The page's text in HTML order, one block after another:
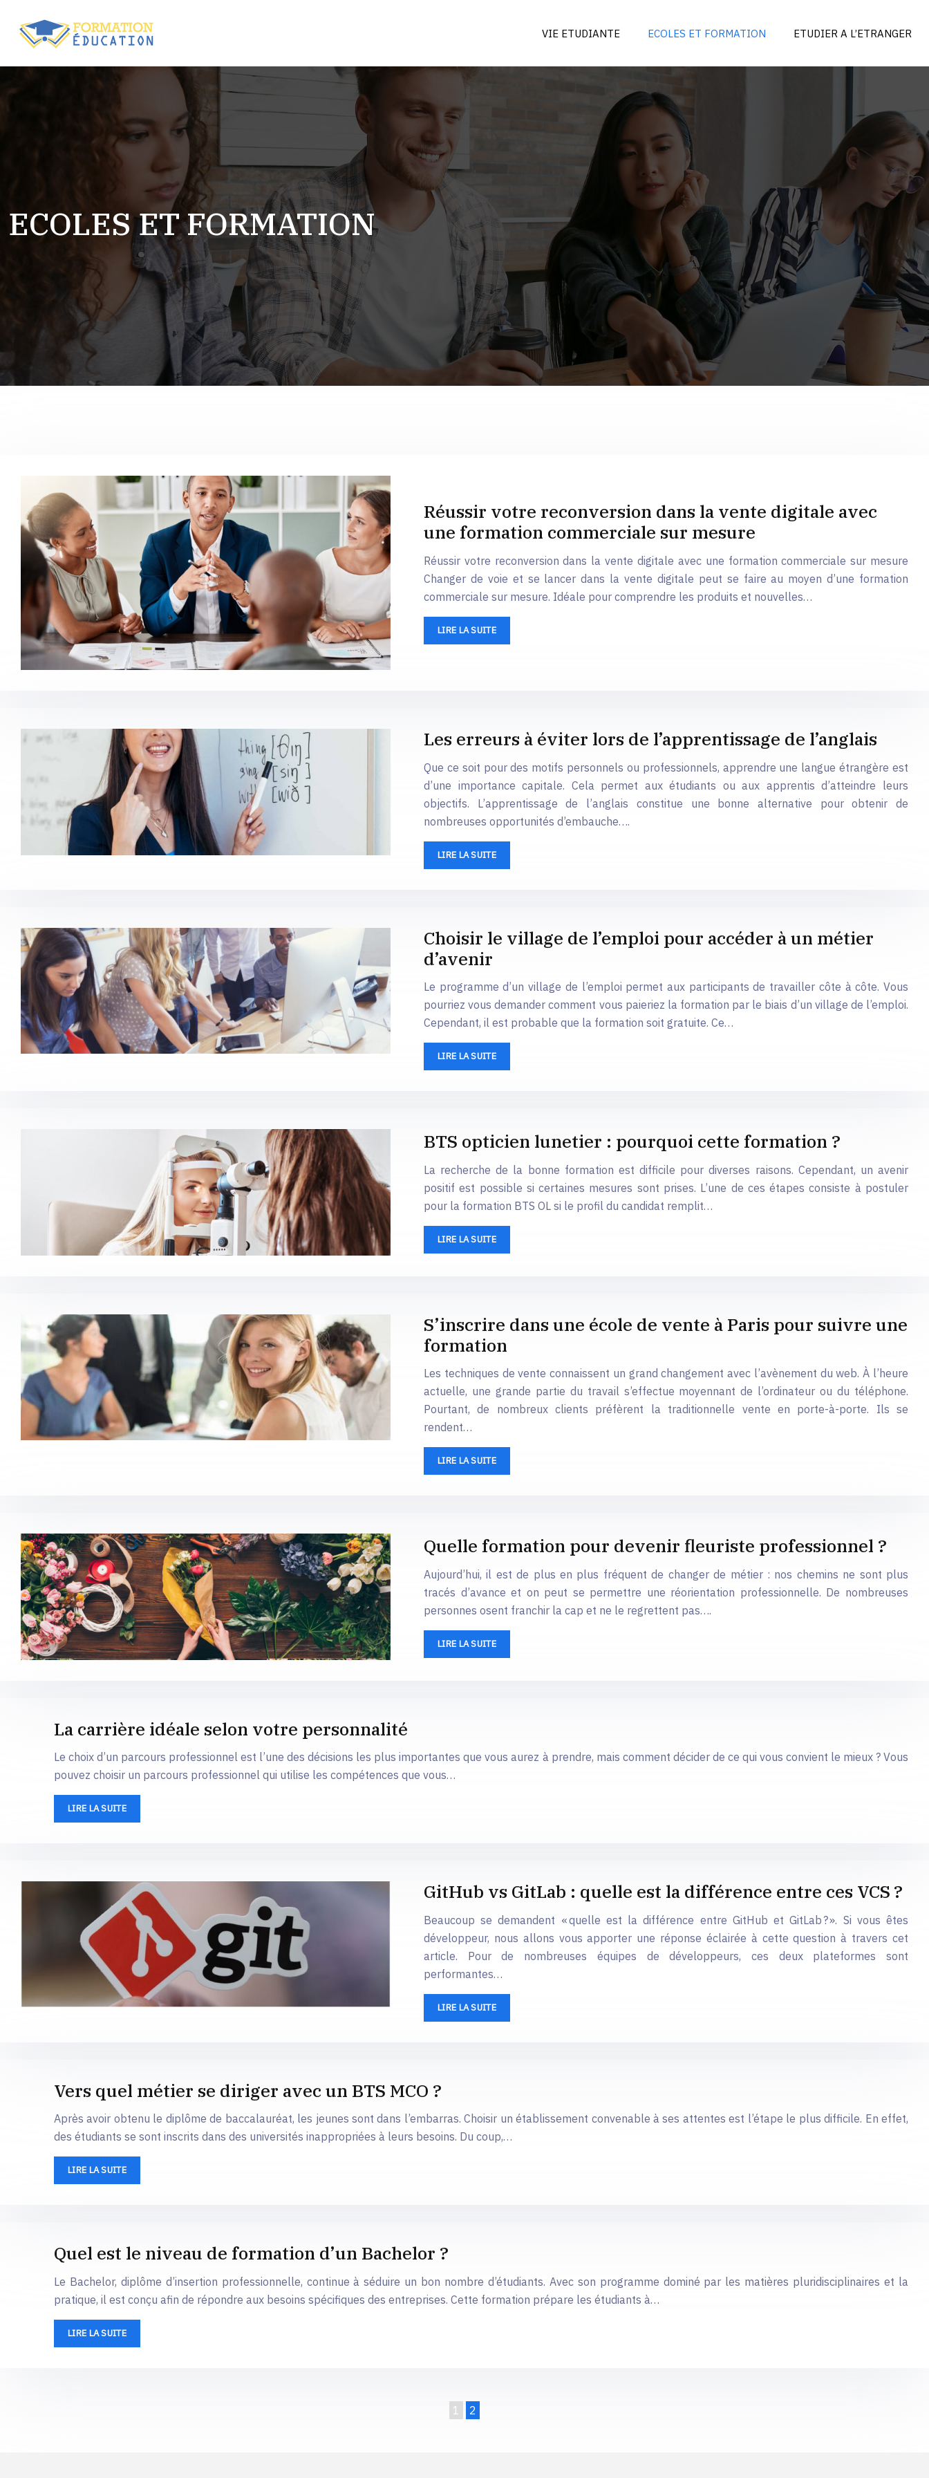
VIE ETUDIANTE ECOLES ET FORMATION ETUDIER A L’ETRANGER
ECOLES ET FORMATION
Réussir votre reconversion dans la vente digitale avec
une formation commerciale sur mesure
Réussir votre reconversion dans la vente digitale avec une formation commerciale sur mesure
Changer de voie et se lancer dans la vente digitale peut se faire au moyen d’une formation
commerciale sur mesure. Idéale pour comprendre les produits et nouvelles…
LIRE LA SUITE
Les erreurs à éviter lors de l’apprentissage de l’anglais
Que ce soit pour des motifs personnels ou professionnels, apprendre une langue étrangère est
d’une importance capitale. Cela permet aux étudiants ou aux apprentis d’atteindre leurs
objectifs. L’apprentissage de l’anglais constitue une bonne alternative pour obtenir de
nombreuses opportunités d’embauche….
LIRE LA SUITE
Choisir le village de l’emploi pour accéder à un métier
d’avenir
Le programme d’un village de l’emploi permet aux participants de travailler côte à côte. Vous
pourriez vous demander comment vous paieriez la formation par le biais d’un village de l’emploi.
Cependant, il est probable que la formation soit gratuite. Ce…
LIRE LA SUITE
BTS opticien lunetier : pourquoi cette formation ?
La recherche de la bonne formation est difficile pour diverses raisons. Cependant, un avenir
positif est possible si certaines mesures sont prises. L’une de ces étapes consiste à postuler
pour la formation BTS OL si le profil du candidat remplit…
LIRE LA SUITE
S’inscrire dans une école de vente à Paris pour suivre une
formation
Les techniques de vente connaissent un grand changement avec l’avènement du web. À l’heure
actuelle, une grande partie du travail s’effectue moyennant de l’ordinateur ou du téléphone.
Pourtant, de nombreux clients préfèrent la traditionnelle vente en porte-à-porte. Ils se
rendent…
LIRE LA SUITE
Quelle formation pour devenir fleuriste professionnel ?
Aujourd’hui, il est de plus en plus fréquent de changer de métier : nos chemins ne sont plus
tracés d’avance et on peut se permettre une réorientation professionnelle. De nombreuses
personnes osent franchir la cap et ne le regrettent pas….
LIRE LA SUITE
La carrière idéale selon votre personnalité
Le choix d’un parcours professionnel est l’une des décisions les plus importantes que vous aurez à prendre, mais comment décider de ce qui vous convient le mieux ? Vous
pouvez choisir un parcours professionnel qui utilise les compétences que vous…
LIRE LA SUITE
GitHub vs GitLab : quelle est la différence entre ces VCS ?
Beaucoup se demandent « quelle est la différence entre GitHub et GitLab ? ». Si vous êtes
développeur, nous allons vous apporter une réponse éclairée à cette question à travers cet
article. Pour de nombreuses équipes de développeurs, ces deux plateformes sont
performantes…
LIRE LA SUITE
Vers quel métier se diriger avec un BTS MCO ?
Après avoir obtenu le diplôme de baccalauréat, les jeunes sont dans l’embarras. Choisir un établissement convenable à ses attentes est l’étape le plus difficile. En effet,
des étudiants se sont inscrits dans des universités inappropriées à leurs besoins. Du coup,…
LIRE LA SUITE
Quel est le niveau de formation d’un Bachelor ?
Le Bachelor, diplôme d’insertion professionnelle, continue à séduire un bon nombre d’étudiants. Avec son programme dominé par les matières pluridisciplinaires et la
pratique, il est conçu afin de répondre aux besoins spécifiques des entreprises. Cette formation prépare les étudiants à…
LIRE LA SUITE
1 2